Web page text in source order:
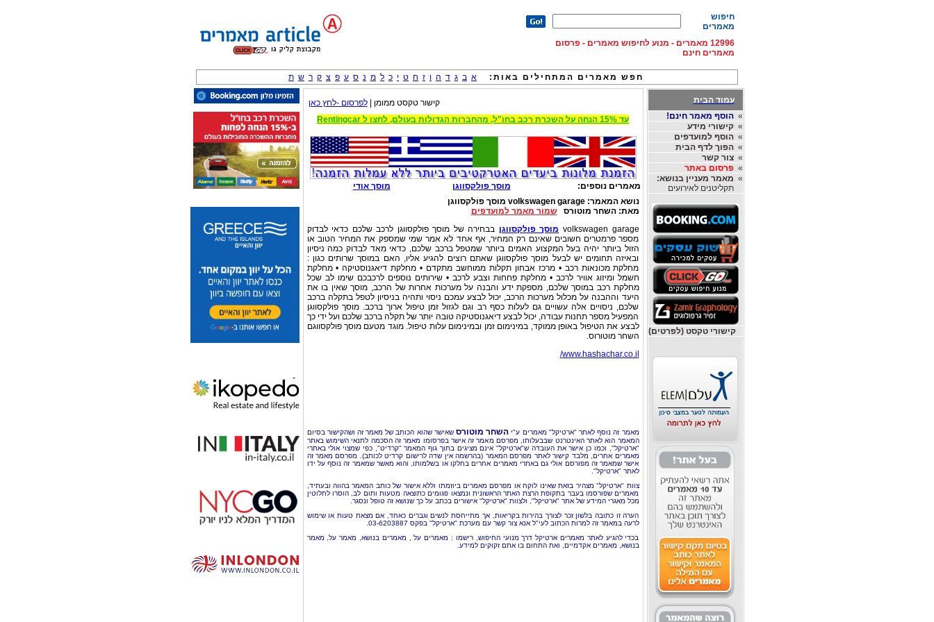
חיפוש
מאמרים
12996 מאמרים - מנוע לחיפוש מאמרים - פרסום
מאמרים חינם
חפש מאמרים המתחילים באות: א ב ג ד ה ו ז ח ט י כ ל מ נ ס ע פ צ ק ר ש ת
עמוד הבית
»הוסף מאמר חינם!
»קישורי מידע
»הוסף למועדפים
»הפוך לדף הבית
»צור קשר
»פרסום באתר
» מאמר מעניין בנושא:
תקליטנים לאירועים
קישורי טקסט (לפרטים)
קישור טקסט ממומן |לפרסום -לחץ כאן
עד 15% הנחה על השכרת רכב בחו"ל, מהחברות הגדולות בעולם, לחצו ל Rentingcar
מאמרים נוספים: מוסך פולקסווגן
מוסך אודי
נושא המאמר:volkswagen garage מוסך פולקסווגן
מאת:השחר מוטורסשמור מאמר למועדפים
volkswagen garage מוסך פולקסווגן בבחירה של מוסך פולקסווגן לרכב שלכם כדאי לבדוק
מספר פרמטרים חשובים שאינם רק המחיר, אף אחד לא אמר שמי שמספק את המחיר הטוב או
הזול ביותר יהיה בעל המקצוע האמים ביותר שמטפל ברכב שלכם, כדאי מאד לבדוק כמה ניסיון
ובאיזה תחומים יש לבעל מוסך פולקסווגן שאתם רוצים להגיע אליו, האם במוסך שרותים כגון :
מחלקת מכונאות רכב • מרכז אבחון תקלות ממוחשב מתקדם • מחלקת דיאגנוסטיקה • מחלקת
חשמל ומיזוג אוויר לרכב • מחלקת פחחות וצבע לרכב • שירותים נוספים לרכבכם שימו לב שכל
מחלקת רכב במוסך שלכם, מספקת ידע והבנה על מערכות אחרות של הרכב, מוסך שאין בו את
היעד וההבנה על מכלול מערכות הרכב, יכול לבצע עמכם ניסוי ותהיה בניסיון לטפל בתקלה ברכב
שלכם, ניסויים אלה עשויים גם לעלות כסף רב וגם לגזול זמן טיפול ארוך ברכב. מוסך פולקסווגן
המפעיל מספר תחנות עבודה, יכול לבצע דיאגנוסטיקה טובה יותר של תקלה ברכב שלכם ועל ידי כך
לבצע את הטיפול באופן ממוקד, במינימום זמן ובמינימום עלות טיפול. מוגד מטעם מוסך פולקסווגם
השחר מוטורוס.
www.hashachar.co.il/
מאמר זה נוסף לאתר "ארטיקל" מאמרים ע"י השחר מוטורס שאישר שהוא הכותב של מאמר זה ושהקישור בסיום
המאמר הוא לאתר האינטרנט שבבעלותו, מפרסם מאמר זה אישר בפרסומו מאמר זה הסכמה לתנאי השימוש באתר
"ארטיקל", וכמו כן אישר את העובדה ש"ארטיקל" אינם מציגים בתוך גוף המאמר "קרדיט", כפי שמצוי אולי באתרי
מאמרים אחרים, מלבד קישור לאתר מפרסם המאמר (בהרשמה אין שדה לרישום קרדיט לכותב). מפרסם מאמר זה
אישר שמאמר זה מפורסם אולי גם באתרי מאמרים אחרים בחלקו או בשלמותו, והוא מאשר שמאמר זה נוסף על ידו
לאתר "ארטיקל".
צוות "ארטיקל" מצהיר בזאת שאינו לוקח או מפרסם מאמרים ביוזמתו וללא אישור של כותב המאמר בהווה ובעתיד,
מאמרים שפורסמו בעבר בתקופת הרצת האתר הראשונית ונמצאו פגומים כתוצאה מטעות ותום לב, הוסרו לחלוטין
מכל מאגרי המידע של אתר "ארטיקל", ולצוות "ארטיקל" אישורים בכתב על כך שנושא זה טופל ונסגר.
הערה זו כתובה בלשון זכר לצורך בהירות בקריאות, אך מתייחסת לנשים וגברים כאחד, אם מצאת טעות או שימוש
לרעה במאמר זה למרות הכתוב לעי"ל אנא צור קשר עם מערכת "ארטיקל" בפקס 03-6203887.
בכדי להגיע לאתר מאמרים ארטיקל דרך מנועי החיפוש, רישמו : מאמרים על , מאמרים בנושא, מאמר על, מאמר
בנושא, מאמרים אקדמיים, ואת התחום בו אתם זקוקים למידע.